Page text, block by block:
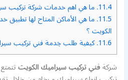
11.4. ما هي اهم خدمات شركة تركيب
11.5. ما هي الأماكن المتاح لها
الكويت ؟
11.6. كيفية طلب خِدمة فني تركيب
شركةفني تركيب سيراميك الكويت